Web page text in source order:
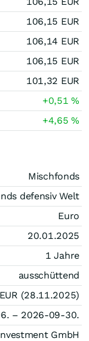
106,15 EUR
106,14 EUR
106,15 EUR
101,32 EUR
+0,51%
+4,65%
Mischfonds
defensiv Welt
Euro
20.01.2025
1 Jahre
ausschüttend
EUR (28.11.2025)
– 2026-09-30.
GmbH